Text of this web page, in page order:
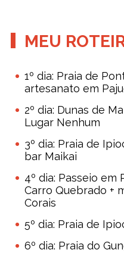
MEU
1º dia: Praia de
artesanato em
2º dia: Dunas de
Lugar Nenhum
3º dia: Praia de
bar Maikai
4º dia: Passeio em
Carro Quebrado +
Corais
5º dia: Praia de
6º dia: Praia do